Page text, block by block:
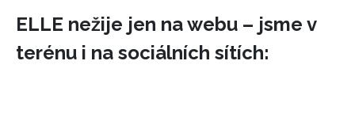
ELLE nežije jen na webu – jsme v
terénu i na sociálních sítích: